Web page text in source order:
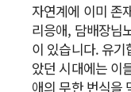
자연계에 이미 존
리응애, 담배장님
이 있습니다. 유
았던 시대에는 이
애의 무한 번식을